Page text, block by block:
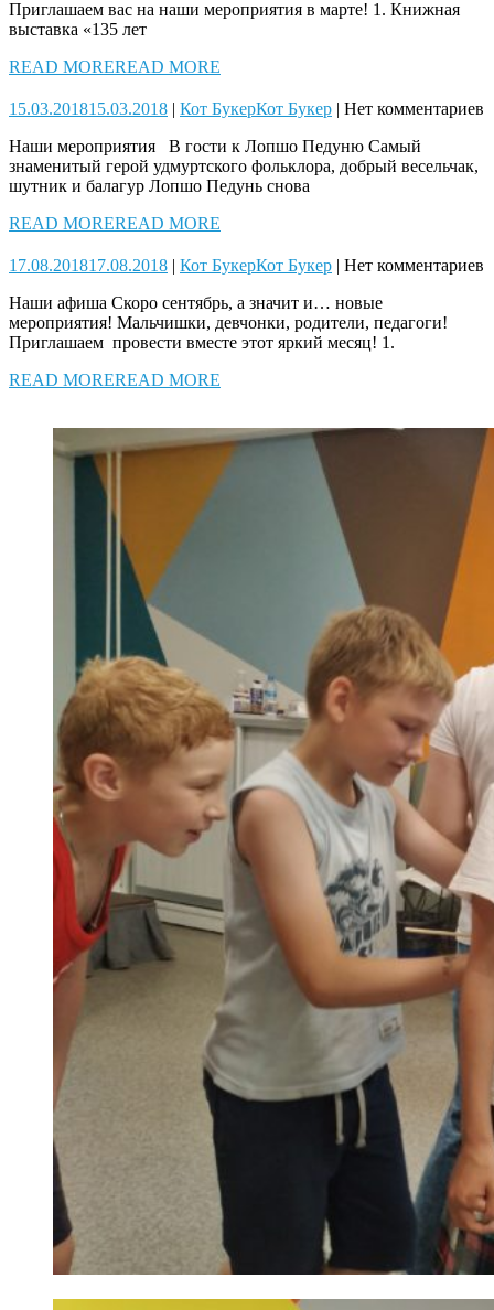
Приглашаем вас на наши мероприятия в марте! 1. Книжная
выставка «135 лет
READ MOREREAD MORE
15.03.201815.03.2018 | Кот БукерКот Букер | Нет комментариев
Наши мероприятия В гости к Лопшо Педуню Самый
знаменитый герой удмуртского фольклора, добрый весельчак,
шутник и балагур Лопшо Педунь снова
READ MOREREAD MORE
17.08.201817.08.2018 | Кот БукерКот Букер | Нет комментариев
Наши афиша Скоро сентябрь, а значит и… новые
мероприятия! Мальчишки, девчонки, родители, педагоги!
Приглашаем провести вместе этот яркий месяц! 1.
READ MOREREAD MORE